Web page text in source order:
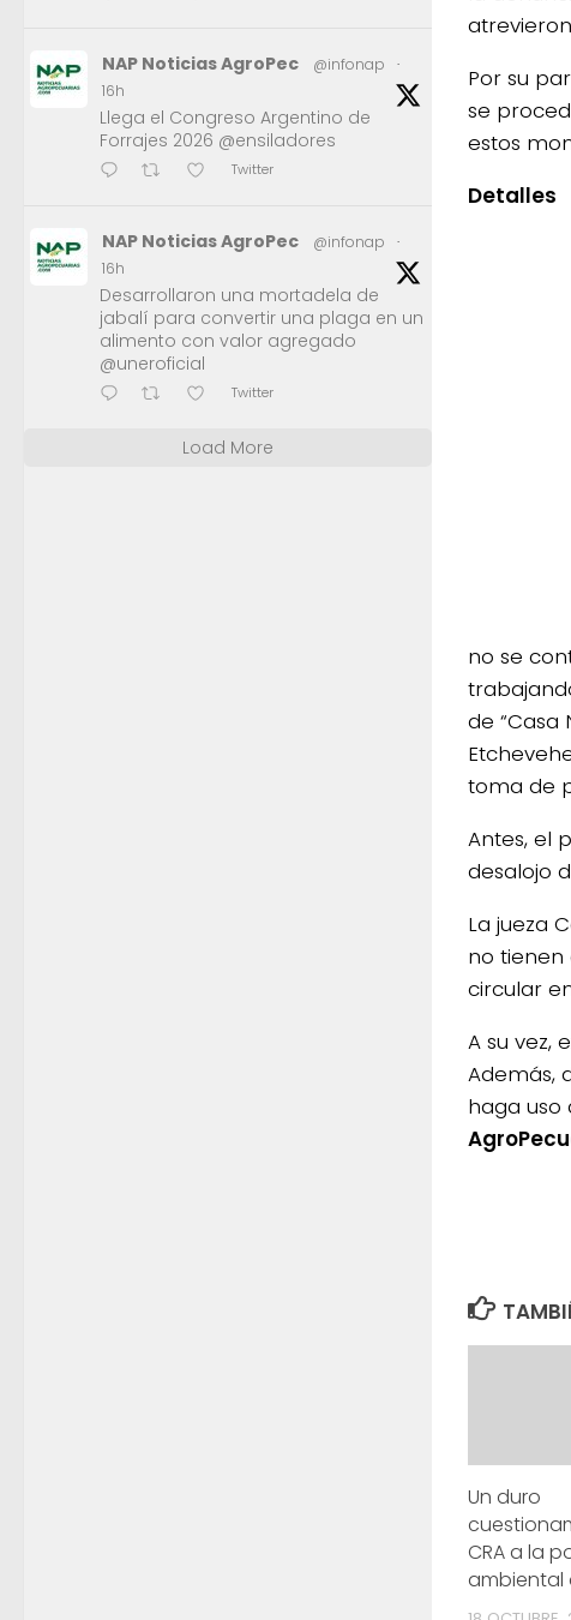
Por su
se
estos
Detalles
no se
de
toma de
Antes, el
desalojo
La jueza
no
circular
A su vez,
Además,
haga uso
Un duro
CRA a la
ambiental
NAP Noticias AgroPec @infonap
·
16h
Llega el Congreso Argentino de
Forrajes 2026 @ensiladores
Twitter
NAP Noticias AgroPec @infonap
·
16h
Desarrollaron una mortadela de
jabalí para convertir una plaga en un
alimento con valor agregado
@uneroficial
Twitter
Load More